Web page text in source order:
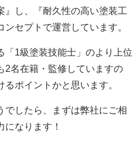
』し、『耐久性の高い塗装工
セプトで運営しています。
「1級塗装技能士」のより上位
2名在籍・監修していますの
ポイントかと思います。
でしたら、まずは弊社にご相
なります！